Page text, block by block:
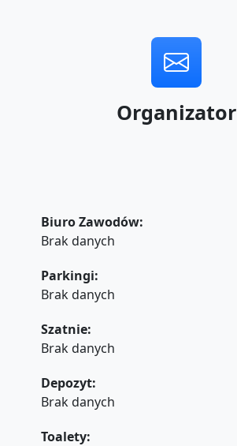
Organizator
Biuro Zawodów:
Brak danych
Parkingi:
Brak danych
Szatnie:
Brak danych
Depozyt:
Brak danych
Toalety: